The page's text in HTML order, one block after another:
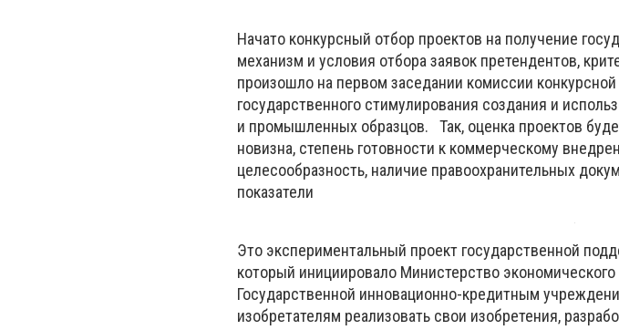
Начато конкурсный отбор проектов на получение
механизм и условия отбора заявок претендентов,
произошло на первом заседании комиссии
государственного стимулирования создания и
и промышленных образцов. Так, оценка проектов
новизна, степень готовности к коммерческому
целесообразность, наличие правоохранительных
показатели
Это экспериментальный проект государственной
который инициировало Министерство
Государственной инновационно-кредитным
изобретателям реализовать свои изобретения,